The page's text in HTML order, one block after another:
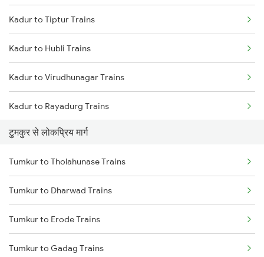
Tumkur to Ranibennur Trains
Kadur to Tiptur Trains
Kadur to Hubli Trains
Kadur to Virudhunagar Trains
Kadur to Rayadurg Trains
Kadur to Tarikere Trains
Kadur to Miraj Trains
Kadur to Khammam Trains
Kadur to Toranagallu Trains
Kadur to Chitradurga Trains
टुमकुर से लोकप्रिय मार्ग
Tumkur to Tholahunase Trains
Tumkur to Dharwad Trains
Tumkur to Erode Trains
Tumkur to Gadag Trains